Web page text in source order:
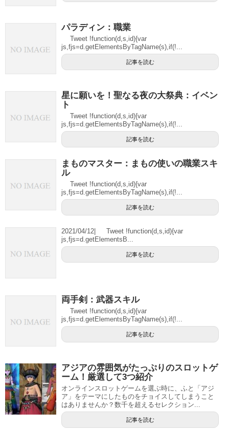
パラディン：職業
Tweet !function(d,s,id){var
js,fjs=d.getElementsByTagName(s),if(!...
記事を読む
星に願いを！聖なる夜の大祭典：イベン
ト
Tweet !function(d,s,id){var
js,fjs=d.getElementsByTagName(s),if(!...
記事を読む
まものマスター：まもの使いの職業スキ
ル
Tweet !function(d,s,id){var
js,fjs=d.getElementsByTagName(s),if(!...
記事を読む
2021/04/12| Tweet !function(d,s,id){var
js,fjs=d.getElementsB...
記事を読む
両手剣：武器スキル
Tweet !function(d,s,id){var
js,fjs=d.getElementsByTagName(s),if(!...
記事を読む
アジアの雰囲気がたっぷりのスロットゲ
ーム！厳選して3つ紹介
オンラインスロットゲームを選ぶ時に、ふと「アジ
ア」をテーマにしたものをチョイスしてしまうこと
はありませんか？数千を超えるセレクション...
記事を読む